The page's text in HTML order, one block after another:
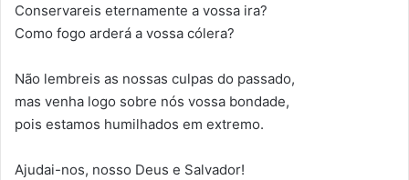
Conservareis eternamente a vossa ira?
Como fogo arderá a vossa cólera?
Não lembreis as nossas culpas do passado,
mas venha logo sobre nós vossa bondade,
pois estamos humilhados em extremo.
Ajudai-nos, nosso Deus e Salvador!